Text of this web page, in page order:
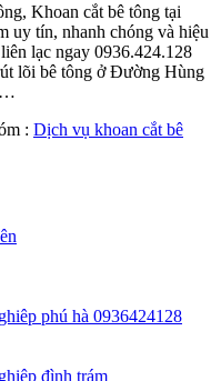
Khoan cắt bê tông tại
tín, nhanh chóng và hiệu
lạc ngay 0936.424.128
lõi bê tông ở Đường Hùng
: Dịch vụ khoan cắt bê
phú hà 0936424128
đình trám